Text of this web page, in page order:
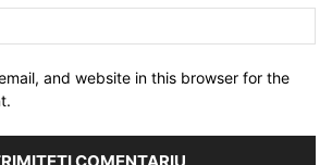
and website in this browser for the